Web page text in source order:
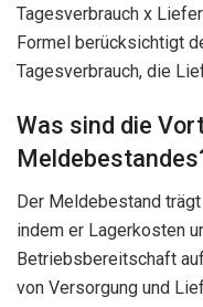
Tagesverbrauch x
Formel berücksichtigt
Tagesverbrauch, die
Was sind die
Der Meldebestand
indem er Lagerkosten
Betriebsbereitschaft
von Versorgung und